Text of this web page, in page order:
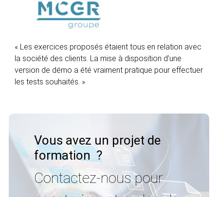
« Les exercices proposés étaient tous en relation avec
la société des clients. La mise à disposition d’une
version de démo a été vraiment pratique pour effectuer
les tests souhaités. »
Vous avez un projet de
formation ?
Contactez-nous pour